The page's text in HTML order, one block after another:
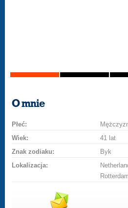
O mnie
Płeć:
Wiek:
41 lat
Znak zodiaku:
Byk
Lokalizacja: